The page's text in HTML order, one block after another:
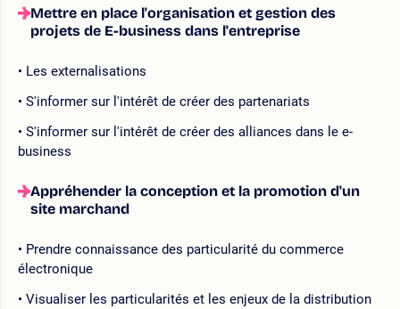
Mettre en place l'organisation et gestion des
projets de E-business dans l'entreprise
Les externalisations
S'informer sur l'intérêt de créer des partenariats
S'informer sur l'intérêt de créer des alliances dans le e-
business
Appréhender la conception et la promotion d'un
site marchand
Prendre connaissance des particularité du commerce
électronique
Visualiser les particularités et les enjeux de la distribution